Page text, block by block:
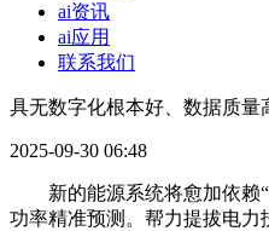
ai资讯
ai应用
联系我们
具无数字化根本好、数据质量
2025-09-30 06:48
新的能源系统将愈加依赖“
功率精准预测。帮力提拔电力